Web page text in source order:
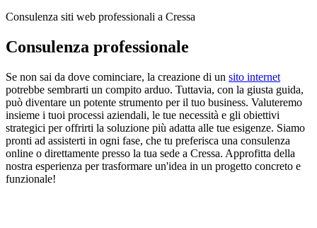
Consulenza siti web professionali a Cressa
Consulenza professionale
Se non sai da dove cominciare, la creazione di un sito internet
potrebbe sembrarti un compito arduo. Tuttavia, con la giusta guida,
può diventare un potente strumento per il tuo business. Valuteremo
insieme i tuoi processi aziendali, le tue necessità e gli obiettivi
strategici per offrirti la soluzione più adatta alle tue esigenze. Siamo
pronti ad assisterti in ogni fase, che tu preferisca una consulenza
online o direttamente presso la tua sede a Cressa. Approfitta della
nostra esperienza per trasformare un'idea in un progetto concreto e
funzionale!